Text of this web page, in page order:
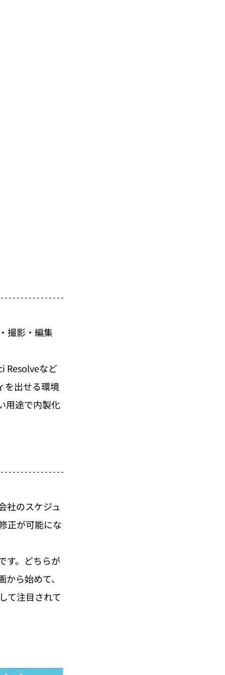
撮影・編集
Resolveなど
を出せる環境
用途で内製化
社のスケジュ
正が可能にな
す。どちらが
ら始めて、
て注目されて